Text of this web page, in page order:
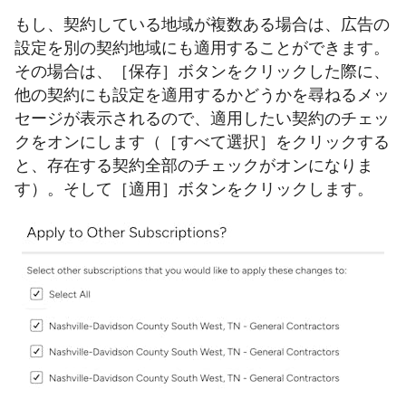
もし、契約している地域が複数ある場合は、広告の
設定を別の契約地域にも適用することができます。
その場合は、［保存］ボタンをクリックした際に、
他の契約にも設定を適用するかどうかを尋ねるメッ
セージが表示されるので、適用したい契約のチェッ
クをオンにします（［すべて選択］をクリックする
と、存在する契約全部のチェックがオンになりま
す）。そして［適用］ボタンをクリックします。